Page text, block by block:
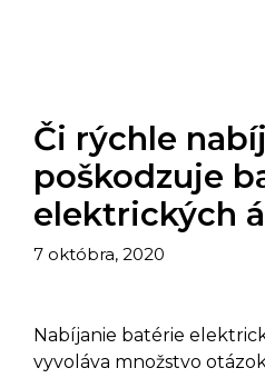
Či rýchle
poškodzuje
elektrických
7 októbra, 2020
Nabíjanie batérie
vyvoláva množstvo